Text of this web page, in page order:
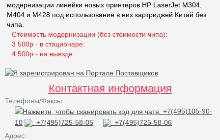
модернизации линейки новых принтеров НР LaserJet M304,
M404 и M428 под использование в них картриджей Китай без
чипа.
Стоимость модернизации (без стоимости чипа):
3 500р - в стационаре:
4 500р - на выезде.
Контактная информация
Телефоны/Факсы:
+7(495)105-90-
10
+7(495)725-58-05
+7(495)725-58-06
Адрес: